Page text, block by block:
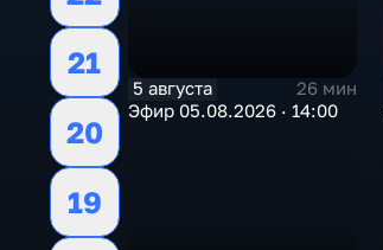
21
20
19
5 августа
26 мин
Эфир 05.08.2026 · 14:00